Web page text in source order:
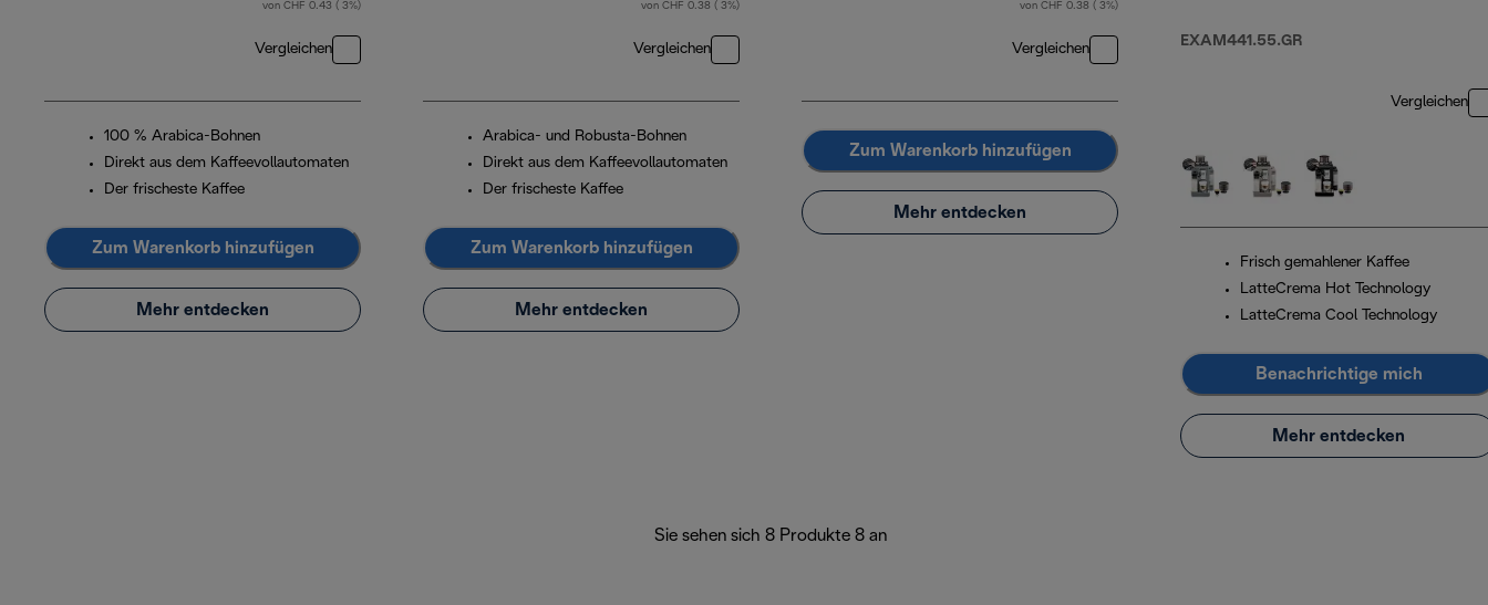
von CHF 0.43 ( 3%)
Vergleichen
100 % Arabica-Bohnen
Direkt aus dem Kaffeevollautomaten
Der frischeste Kaffee
Zum Warenkorb hinzufügen
Mehr entdecken
von CHF 0.38 ( 3%)
Vergleichen
Arabica- und Robusta-Bohnen
Direkt aus dem Kaffeevollautomaten
Der frischeste Kaffee
Zum Warenkorb hinzufügen
Mehr entdecken
von CHF 0.38 ( 3%)
Vergleichen
Zum Warenkorb hinzufügen
Mehr entdecken
EXAM441.55.GR
Vergleichen
Frisch gemahlener Kaffee
LatteCrema Hot Technology
LatteCrema Cool Technology
Benachrichtige mich
Mehr entdecken
Sie sehen sich 8 Produkte 8 an